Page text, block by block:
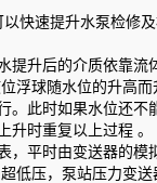
快速提升水泵检修
提升后的介质依靠
浮球随水位的升高
。此时如果水位还
升时重复以上过程 。
，平时由变送器的
低压，泵站压力变